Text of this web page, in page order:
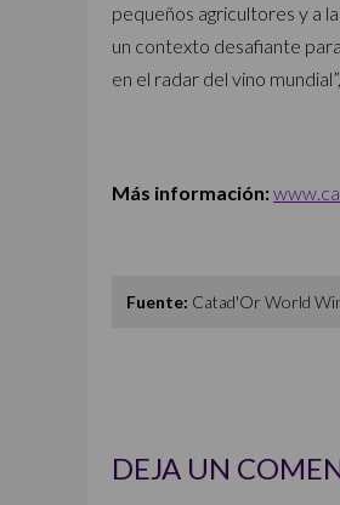
pequeños agricultores y a
un contexto desafiante
en el radar del vino
Más información:
Fuente: Catad'Or World
DEJA UN